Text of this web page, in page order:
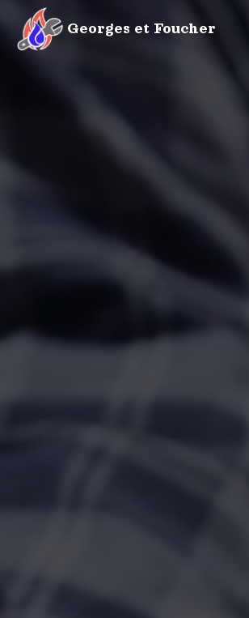
Georges et Foucher
Panneau de gestion des cookies